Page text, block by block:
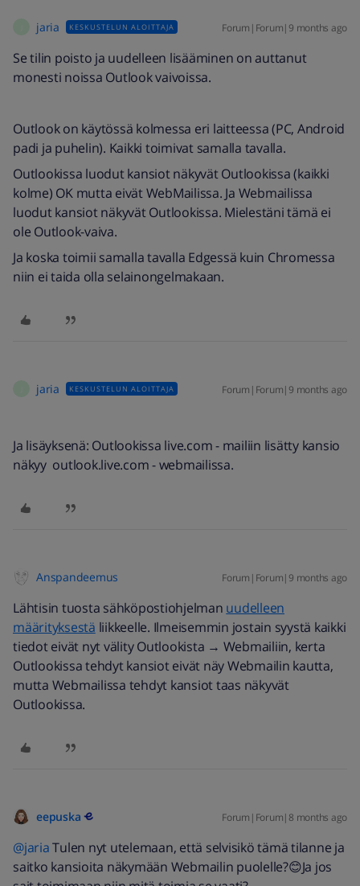
jaria KESKUSTELUN ALOITTAJA Forum|Forum|9 months ago
Se tilin poisto ja uudelleen lisääminen on auttanut
monesti noissa Outlook vaivoissa.
Outlook on käytössä kolmessa eri laitteessa (PC, Android
padi ja puhelin). Kaikki toimivat samalla tavalla.
Outlookissa luodut kansiot näkyvät Outlookissa (kaikki
kolme) OK mutta eivät WebMailissa. Ja Webmailissa
luodut kansiot näkyvät Outlookissa. Mielestäni tämä ei
ole Outlook-vaiva.
Ja koska toimii samalla tavalla Edgessä kuin Chromessa
niin ei taida olla selainongelmakaan.
jaria KESKUSTELUN ALOITTAJA Forum|Forum|9 months ago
Ja lisäyksenä: Outlookissa live.com - mailiin lisätty kansio
näkyy outlook.live.com - webmailissa.
Anspandeemus Forum|Forum|9 months ago
Lähtisin tuosta sähköpostiohjelman uudelleen
määrityksestä liikkeelle. Ilmeisemmin jostain syystä kaikki
tiedot eivät nyt välity Outlookista → Webmailiin, kerta
Outlookissa tehdyt kansiot eivät näy Webmailin kautta,
mutta Webmailissa tehdyt kansiot taas näkyvät
Outlookissa.
eepuska Forum|Forum|8 months ago
@jariaTulen nyt utelemaan, että selvisikö tämä tilanne ja
saitko kansioita näkymään Webmailin puolelle?😊Ja jos